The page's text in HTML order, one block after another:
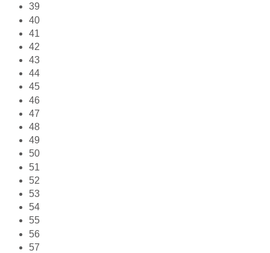
39
40
41
42
43
44
45
46
47
48
49
50
51
52
53
54
55
56
57